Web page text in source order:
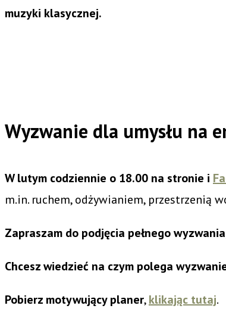
muzyki klasycznej.
Wyzwanie dla umysłu na
W lutym codziennie o 18.00 na stronie i
m.in. ruchem, odżywianiem, przestrzenią
Zapraszam do podjęcia pełnego
Chcesz wiedzieć na czym polega
Pobierz motywujący planer,klikając tutaj.